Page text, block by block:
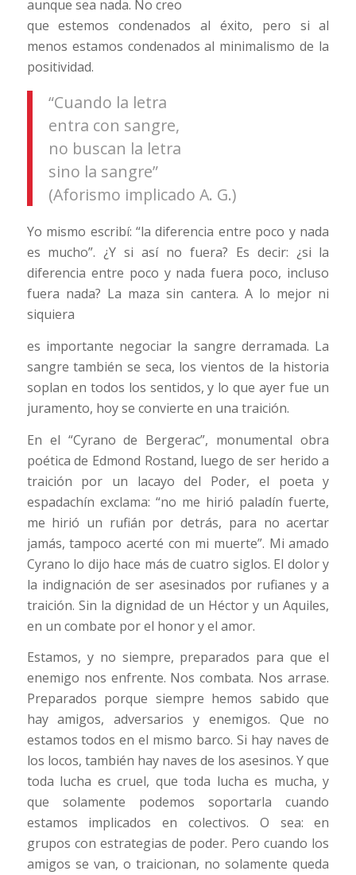
aunque sea nada. No creo
que estemos condenados al éxito, pero si al
menos estamos condenados al minimalismo de la
positividad.
“Cuando la letra
entra con sangre,
no buscan la letra
sino la sangre”
(Aforismo implicado A. G.)
Yo mismo escribí: “la diferencia entre poco y nada
es mucho”. ¿Y si así no fuera? Es decir: ¿si la
diferencia entre poco y nada fuera poco, incluso
fuera nada? La maza sin cantera. A lo mejor ni
siquiera
es importante negociar la sangre derramada. La
sangre también se seca, los vientos de la historia
soplan en todos los sentidos, y lo que ayer fue un
juramento, hoy se convierte en una traición.
En el “Cyrano de Bergerac”, monumental obra
poética de Edmond Rostand, luego de ser herido a
traición por un lacayo del Poder, el poeta y
espadachín exclama: “no me hirió paladín fuerte,
me hirió un rufián por detrás, para no acertar
jamás, tampoco acerté con mi muerte”. Mi amado
Cyrano lo dijo hace más de cuatro siglos. El dolor y
la indignación de ser asesinados por rufianes y a
traición. Sin la dignidad de un Héctor y un Aquiles,
en un combate por el honor y el amor.
Estamos, y no siempre, preparados para que el
enemigo nos enfrente. Nos combata. Nos arrase.
Preparados porque siempre hemos sabido que
hay amigos, adversarios y enemigos. Que no
estamos todos en el mismo barco. Si hay naves de
los locos, también hay naves de los asesinos. Y que
toda lucha es cruel, que toda lucha es mucha, y
que solamente podemos soportarla cuando
estamos implicados en colectivos. O sea: en
grupos con estrategias de poder. Pero cuando los
amigos se van, o traicionan, no solamente queda